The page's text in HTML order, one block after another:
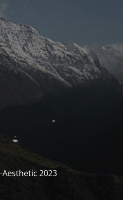
2023